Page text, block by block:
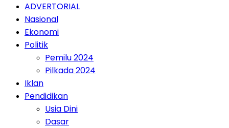
ADVERTORIAL
Nasional
Ekonomi
Politik
Pemilu 2024
Pilkada 2024
Iklan
Pendidikan
Usia Dini
Dasar